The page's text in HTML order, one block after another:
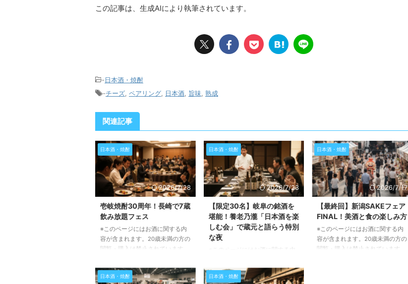
この記事は、生成AIにより執筆されています。
-日本酒・焼酎
-チーズ ペアリング 日本酒 旨味 熟成
関連記事
日本酒・焼酎
2026/7/28
壱岐焼酎30周年！長崎で7蔵
飲み放題フェス
※このページにはお酒に関する内
容が含まれます。20歳未満の方の
閲覧・購入は禁止されています。
る「壱岐焼酎、世界とKANPAIフ
ェス！」の魅力と詳細についてご
日本酒・焼酎
2026/7/23
【限定30名】岐阜の銘酒を
堪能！養老乃瀧「日本酒を楽
しむ会」で蔵元と語らう特別
な夜
※このページにはお酒に関する内
閲覧・購入は禁止されています。
この記事では、2026年8月19日に
日本酒・焼酎
2026/7/17
【最終回】新潟SAKEフェア
FINAL！美酒と食の楽しみ方
※このページにはお酒に関する内
容が含まれます。20歳未満の方の
閲覧・購入は禁止されています。
日本酒・焼酎 日本酒・焼酎